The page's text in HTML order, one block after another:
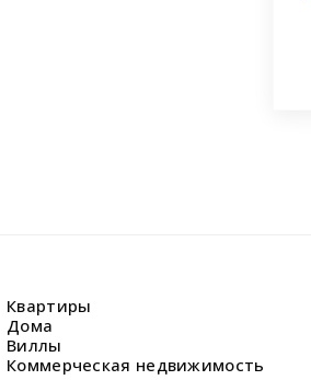
Квартиры
Дома
Виллы
Коммерческая недвижимость